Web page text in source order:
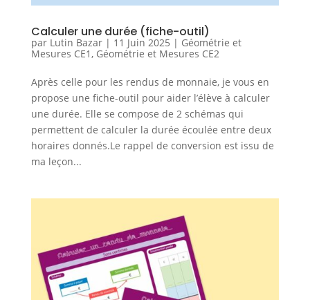
Calculer une durée (fiche-outil)
par Lutin Bazar| 11 Juin 2025 | Géométrie et
Mesures CE1, Géométrie et Mesures CE2
Après celle pour les rendus de monnaie, je vous en
propose une fiche-outil pour aider l’élève à calculer
une durée. Elle se compose de 2 schémas qui
permettent de calculer la durée écoulée entre deux
horaires donnés.Le rappel de conversion est issu de
ma leçon...